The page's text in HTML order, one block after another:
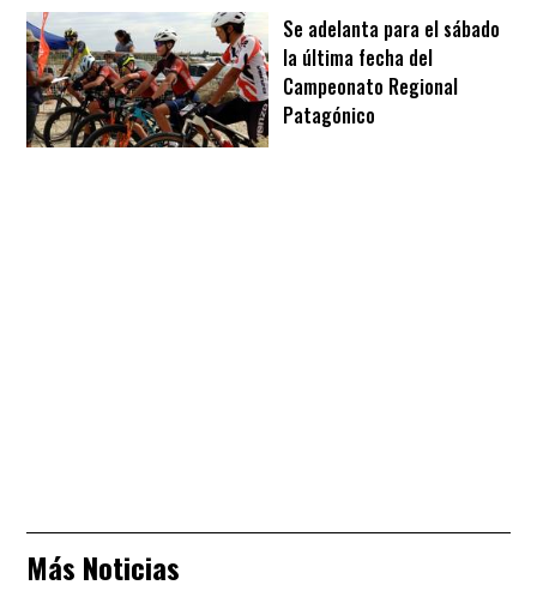
Se adelanta para el sábado
la última fecha del
Campeonato Regional
Patagónico
Más Noticias